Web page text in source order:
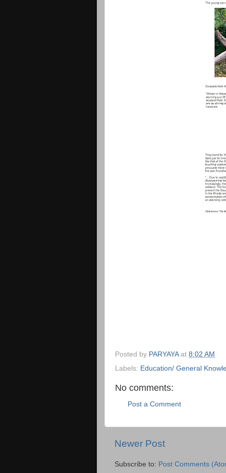
Posted by PARYAYA at 8:02 AM
Labels: Education/ General
No comments:
Post a Comment
Newer Post
Subscribe to: Post Comments